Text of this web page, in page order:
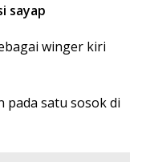
sayap
winger kiri
satu sosok di